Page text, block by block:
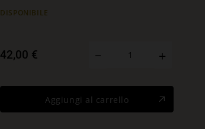
DISPONIBILE
42,00 €
Aggiungi al carrello